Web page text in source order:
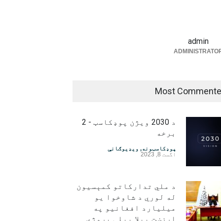
admin
Most
د 2030 ویژن پوډکاسټ - 2
برخه
پوډکاسټونه, ویډیوګانې
اگست 8, 2023
د ملي تدارکاتو کمېسیون
له لوري د شاوخوا یو
میلیارد افغانیو په
ارزښت بېلا بېلې پروژې